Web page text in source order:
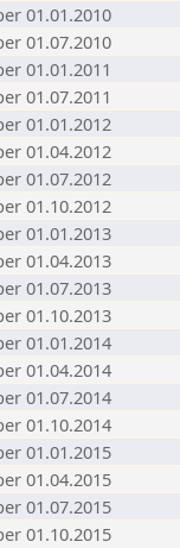
01.01.2010
01.07.2010
01.01.2011
01.07.2011
01.01.2012
01.04.2012
01.07.2012
01.10.2012
01.01.2013
01.04.2013
01.07.2013
01.10.2013
01.01.2014
01.04.2014
01.07.2014
01.10.2014
01.01.2015
01.04.2015
01.07.2015
01.10.2015